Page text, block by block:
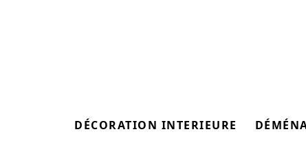
DÉCORATION INTERIEURE